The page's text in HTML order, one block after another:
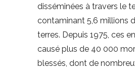
disséminées à travers le
contaminant 5,6 millions
terres. Depuis 1975, ces
causé plus de 40 000
blessés, dont de